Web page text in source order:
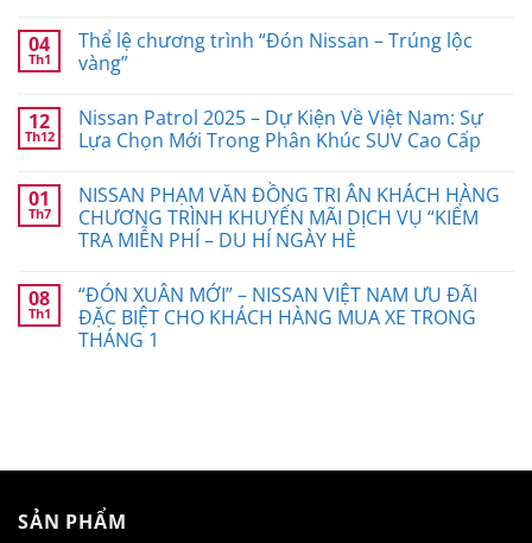
04
Th1
Thể lệ chương trình “Đón Nissan – Trúng lộc
vàng”
12
Th12
Nissan Patrol 2025 – Dự Kiện Về Việt Nam: Sự
Lựa Chọn Mới Trong Phân Khúc SUV Cao Cấp
01
Th7
NISSAN PHẠM VĂN ĐỒNG TRI ÂN KHÁCH HÀNG
CHƯƠNG TRÌNH KHUYẾN MÃI DỊCH VỤ “KIỂM
TRA MIỄN PHÍ – DU HÍ NGÀY HÈ
08
Th1
“ĐÓN XUÂN MỚI” – NISSAN VIỆT NAM ƯU ĐÃI
ĐẶC BIỆT CHO KHÁCH HÀNG MUA XE TRONG
THÁNG 1
SẢN PHẨM